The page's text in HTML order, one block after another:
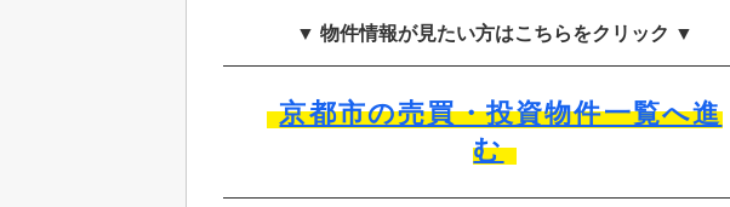
▼ 物件情報が見たい方はこちらをクリック ▼
京都市の売買・投資物件一覧へ進
む